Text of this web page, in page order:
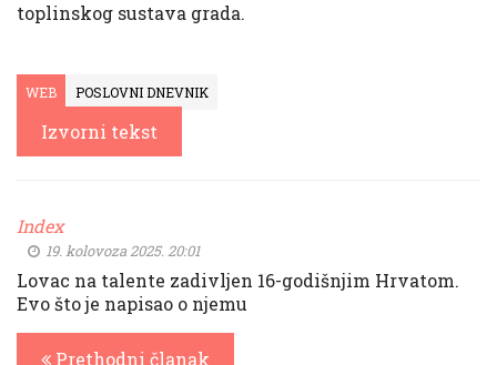
toplinskog sustava grada.
WEB POSLOVNI DNEVNIK
Izvorni tekst
Index
19. kolovoza 2025. 20:01
Lovac na talente zadivljen 16-godišnjim Hrvatom.
Evo što je napisao o njemu
Prethodni članak